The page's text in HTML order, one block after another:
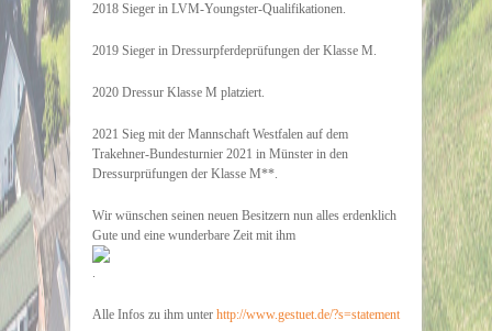
2018 Sieger in LVM-Youngster-Qualifikationen.
2019 Sieger in Dressurpferdeprüfungen der Klasse M.
2020 Dressur Klasse M platziert.
2021 Sieg mit der Mannschaft Westfalen auf dem
Trakehner-Bundesturnier 2021 in Münster in den
Dressurprüfungen der Klasse M**.
Wir wünschen seinen neuen Besitzern nun alles erdenklich
Gute und eine wunderbare Zeit mit ihm
.
Alle Infos zu ihm unter http://www.gestuet.de/?s=statement